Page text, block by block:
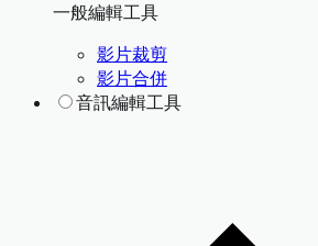
一般編輯工具
影片裁剪
影片合併
音訊編輯工具